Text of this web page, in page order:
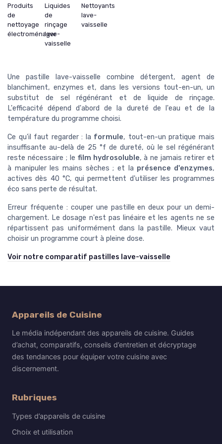
Produits
de
nettoyage
électroménager
Liquides
de
rinçage
lave-
vaisselle
Nettoyants
lave-
vaisselle
Une pastille lave-vaisselle combine détergent, agent de
blanchiment, enzymes et, dans les versions tout-en-un, un
substitut de sel régénérant et de liquide de rinçage.
L'efficacité dépend d'abord de la dureté de l'eau et de la
température du programme choisi.
Ce qu'il faut regarder : la formule, tout-en-un pratique mais
insuffisante au-delà de 25 °f de dureté, où le sel régénérant
reste nécessaire ; le film hydrosoluble, à ne jamais retirer et
à manipuler les mains sèches ; et la présence d'enzymes,
actives dès 40 °C, qui permettent d'utiliser les programmes
éco sans perte de résultat.
Erreur fréquente : couper une pastille en deux pour un demi-
chargement. Le dosage n'est pas linéaire et les agents ne se
répartissent pas uniformément dans la pastille. Mieux vaut
choisir un programme court à pleine dose.
Voir notre comparatif pastilles lave-vaisselle
Appareils de Cuisine
Le média indépendant des appareils de cuisine. Guides
d’achat, comparatifs, conseils d’entretien et décryptage
des tendances pour équiper votre cuisine avec
discernement.
Rubriques
Types d’appareils de cuisine
Choix et utilisation